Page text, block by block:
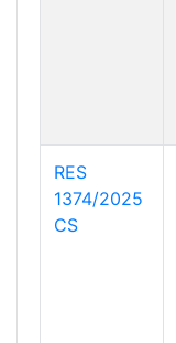
RES
1374/2025
CS